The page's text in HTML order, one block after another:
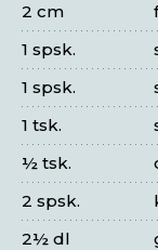
2 cm
1 spsk.
1 spsk.
1 tsk.
½ tsk.
2 spsk.
2½ dl